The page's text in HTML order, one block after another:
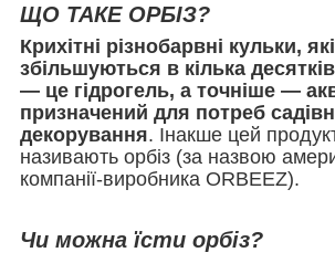
ЩО ТАКЕ ОРБІЗ?
Крихітні різнобарвні кульки, які
збільшуються в кілька
— це гідрогель, а точніше —
призначений для потреб
декорування. Інакше цей
називають орбіз (за назвою
компанії-виробника ORBEEZ).
Чи можна їсти орбіз?